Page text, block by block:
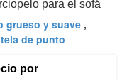
para el sofá
grueso y suave ,
de punto
por